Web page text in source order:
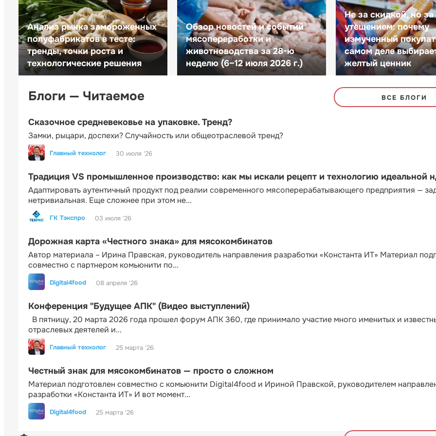
Анализ рынка замороженных
полуфабрикатов в тесте:
тренды, точки роста и
технологические решения
Обзор новостей и событий
мясопереработки и
животноводства за 28-ю
неделю (6–12 июля 2026 г.)
Не за скидкой, но за
утешением: почему
измученный
самом деле
желтый ценник
Блоги — Читаемое ВСЕ БЛОГИ
Сказочное средневековье на упаковке. Тренд?
Замки, рыцари, доспехи? Случайность или общеотраслевой тренд?
Главный технолог 30 июля '26
Традиция VS промышленное производство: как мы искали рецепт и технологию идеальной
Адаптировать аутентичный продукт под реалии современного мясоперерабатывающего предприятия —
нетривиальная. Еще сложнее при этом не...
ГК Тэкспро 03 июля '26
Дорожная карта «Честного знака» для мясокомбинатов
Автор материала – Ирина Правская, руководитель направления разработки «Константа ИТ» Материал
совместно с партнером комьюнити по...
Digital4food 08 апреля '26
Конференция "Будущее АПК" (Видео выступлений)
В пятницу, 20 марта 2026 года прошел форум АПК 360, где принимало участие много именитых и
отраслевых деятелей и...
Главный технолог 25 марта '26
Честный знак для мясокомбинатов — просто о сложном
Материал подготовлен совместно с комьюнити Digital4food и Ириной Правской, руководителем
разработки «Константа ИТ» И вот момент...
Digital4food 25 марта '26